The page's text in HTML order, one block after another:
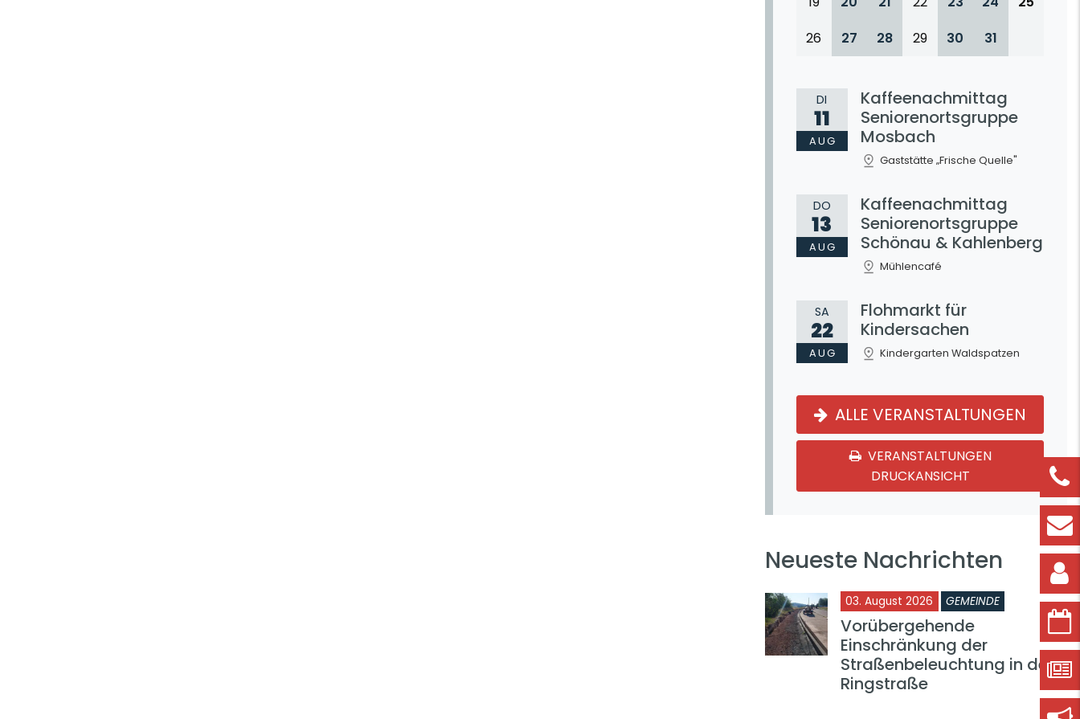
26
27 28 29 30 31
DI
11
AUG
Kaffeenachmittag
Seniorenortsgruppe
Mosbach
Gaststätte „Frische Quelle"
DO
13
AUG
Kaffeenachmittag
Seniorenortsgruppe
Schönau & Kahlenberg
Mühlencafé
SA
22
AUG
Flohmarkt für
Kindersachen
Kindergarten Waldspatzen
ALLE VERANSTALTUNGEN
VERANSTALTUNGEN
DRUCKANSICHT
Neueste Nachrichten
03. August 2026 GEMEINDE
Vorübergehende
Einschränkung der
Straßenbeleuchtung in der
Ringstraße